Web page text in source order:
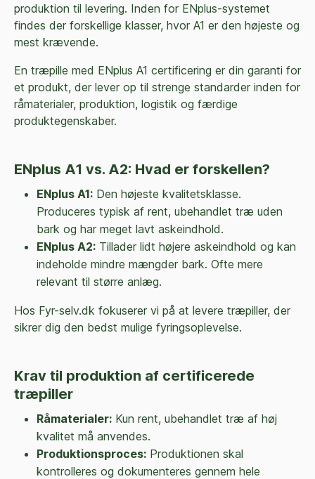
produktion til levering. Inden for ENplus-systemet
findes der forskellige klasser, hvor A1 er den højeste og
mest krævende.
En træpille med ENplus A1 certificering er din garanti for
et produkt, der lever op til strenge standarder inden for
råmaterialer, produktion, logistik og færdige
produktegenskaber.
ENplus A1 vs. A2: Hvad er forskellen?
ENplus A1: Den højeste kvalitetsklasse.
Produceres typisk af rent, ubehandlet træ uden
bark og har meget lavt askeindhold.
ENplus A2: Tillader lidt højere askeindhold og kan
indeholde mindre mængder bark. Ofte mere
relevant til større anlæg.
Hos Fyr-selv.dk fokuserer vi på at levere træpiller, der
sikrer dig den bedst mulige fyringsoplevelse.
Krav til produktion af certificerede
træpiller
Råmaterialer: Kun rent, ubehandlet træ af høj
kvalitet må anvendes.
Produktionsproces: Produktionen skal
kontrolleres og dokumenteres gennem hele